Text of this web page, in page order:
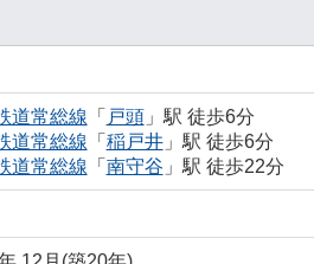
道常総線 「 戸頭」駅 徒歩6分
道常総線 「 稲戸井」駅 徒歩6分
道常総線 「 南守谷 」駅 徒歩22分